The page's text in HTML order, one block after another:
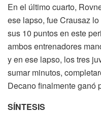
En el último cuarto,
ese lapso, fue Crausaz
sus 10 puntos en este
ambos entrenadores
y en ese lapso, los tres
sumar minutos,
Decano finalmente ganó
SÍNTESIS